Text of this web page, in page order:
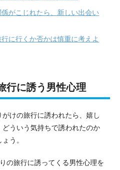
がこじれたら、新しい出会い
に行くか否かは慎重に考えよ
行に誘う男性心理
けの旅行に誘われたら、嬉し
ういう気持ちで誘われたのか
う。
の旅行に誘ってくる男性心理を